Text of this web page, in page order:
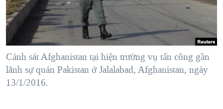
"Tìm"NGƯỜI VIỆT HẢI NGOẠI
ĐỜI SỐNG
KINH TẾ
KHOA HỌC
SỨC KHOẺ
TẠI
HÀNH TRÌNH BẦU CỬ 2024
MỘT NĂM CHIẾN TRANH TẠI DẢI GAZA
GIẢI MÃ VÀNH ĐAI & CON ĐƯỜNG
NGÀY TỊ NẠN THẾ GIỚI
VIDEO
NGHE
MẠNG XÃ HỘI
Cảnh sát Afghanistan tại hiện trường vụ tấn công gần
lãnh sự quán Pakistan ở Jalalabad, Afghanistan, ngày
13/1/2016.